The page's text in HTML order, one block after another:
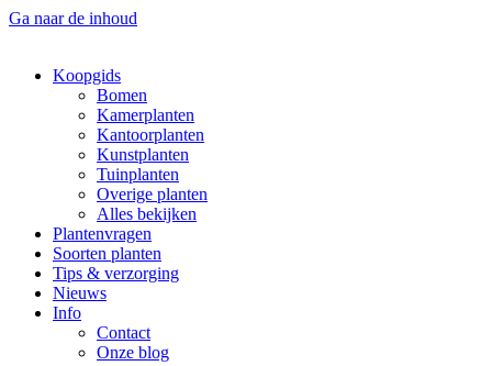
Ga naar de inhoud
Koopgids
Bomen
Kamerplanten
Kantoorplanten
Kunstplanten
Tuinplanten
Overige planten
Alles bekijken
Plantenvragen
Soorten planten
Tips & verzorging
Nieuws
Info
Contact
Onze blog